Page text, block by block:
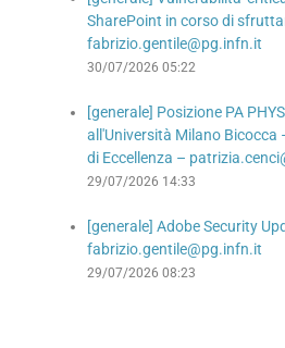
SharePoint in corso di
fabrizio.gentile@pg.infn.it
30/07/2026 05:22
[generale] Posizione PA
all'Università Milano
di Eccellenza –
29/07/2026 14:33
[generale] Adobe Security
fabrizio.gentile@pg.infn.it
29/07/2026 08:23